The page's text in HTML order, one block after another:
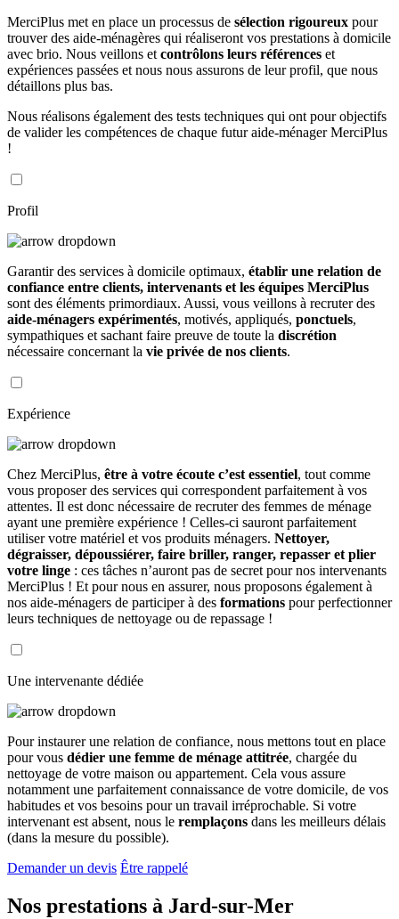
MerciPlus met en place un processus de sélection rigoureux pour
trouver des aide-ménagères qui réaliseront vos prestations à domicile
avec brio. Nous veillons et contrôlons leurs références et
expériences passées et nous nous assurons de leur profil, que nous
détaillons plus bas.
Nous réalisons également des tests techniques qui ont pour objectifs
de valider les compétences de chaque futur aide-ménager MerciPlus
!
Profil
Garantir des services à domicile optimaux, établir une relation de
confiance entre clients, intervenants et les équipes MerciPlus
sont des éléments primordiaux. Aussi, vous veillons à recruter des
aide-ménagers expérimentés, motivés, appliqués, ponctuels,
sympathiques et sachant faire preuve de toute la discrétion
nécessaire concernant la vie privée de nos clients.
Expérience
Chez MerciPlus, être à votre écoute c’est essentiel, tout comme
vous proposer des services qui correspondent parfaitement à vos
attentes. Il est donc nécessaire de recruter des femmes de ménage
ayant une première expérience ! Celles-ci sauront parfaitement
utiliser votre matériel et vos produits ménagers. Nettoyer,
dégraisser, dépoussiérer, faire briller, ranger, repasser et plier
votre linge : ces tâches n’auront pas de secret pour nos intervenants
MerciPlus ! Et pour nous en assurer, nous proposons également à
nos aide-ménagers de participer à des formations pour perfectionner
leurs techniques de nettoyage ou de repassage !
Une intervenante dédiée
Pour instaurer une relation de confiance, nous mettons tout en place
pour vous dédier une femme de ménage attitrée, chargée du
nettoyage de votre maison ou appartement. Cela vous assure
notamment une parfaitement connaissance de votre domicile, de vos
habitudes et vos besoins pour un travail irréprochable. Si votre
intervenant est absent, nous le remplaçons dans les meilleurs délais
(dans la mesure du possible).
Demander un devis Être rappelé
Nos prestations à Jard-sur-Mer